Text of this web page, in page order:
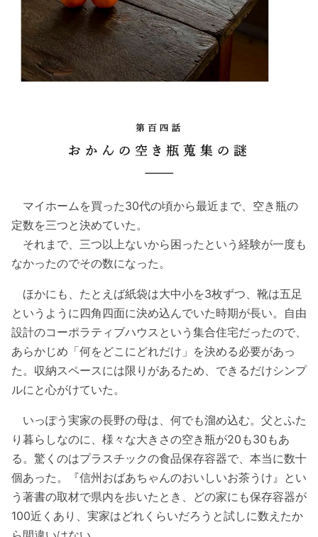
マイホームを買った30代の頃から最近まで、空き瓶の
定数を三つと決めていた。
それまで、三つ以上ないから困ったという経験が一度も
なかったのでその数になった。
ほかにも、たとえば紙袋は大中小を3枚ずつ、靴は五足
というように四角四面に決め込んでいた時期が長い。自由
設計のコーポラティブハウスという集合住宅だったので、
あらかじめ「何をどこにどれだけ」を決める必要があっ
た。収納スペースには限りがあるため、できるだけシンプ
ルにと心がけていた。
いっぽう実家の長野の母は、何でも溜め込む。父とふた
り暮らしなのに、様々な大きさの空き瓶が20も30もあ
る。驚くのはプラスチックの食品保存容器で、本当に数十
個あった。『信州おばあちゃんのおいしいお茶うけ』とい
う著書の取材で県内を歩いたとき、どの家にも保存容器が
100近くあり、実家はどれくらいだろうと試しに数えたか